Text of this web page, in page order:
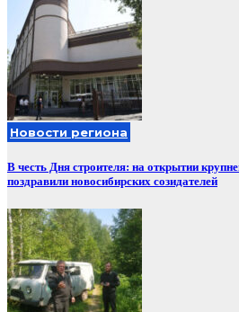
Новости региона
В честь Дня строителя: на открытии
поздравили новосибирских созидателей